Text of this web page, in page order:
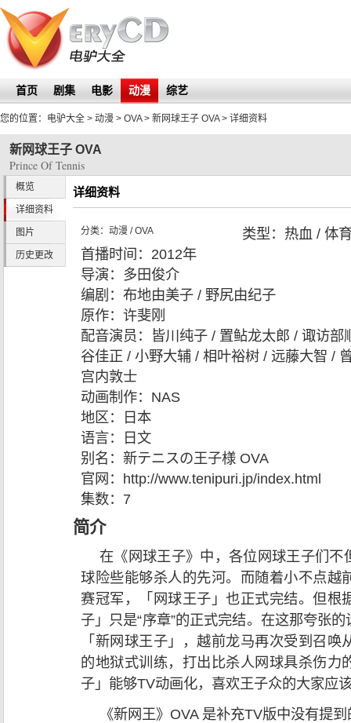
首页 剧集 电影 动漫 综艺
您的位置： 电驴大全 > 动漫 > OVA > 新网球王子 OVA> 详细资料
新网球王子 OVA
Prince Of Tennis
概览
详细资料
图片
历史更改
详细资料
分类： 动漫 /OVA 类型： 热血 / 体
首播时间： 2012年
导演： 多田俊介
编剧： 布地由美子 / 野尻由纪子
原作： 许斐刚
配音演员： 皆川纯子 / 置鲇龙太郎 / 诹访
谷佳正 / 小野大辅 / 相叶裕树 / 远藤大智 /
宫内敦士
动画制作： NAS
地区：
日本
语言：
日文
别名： 新テニスの王子様 OVA
官网： http://www.tenipuri.jp/index.html
集数： 7
简介
在《网球王子》中，各位网球王子们
球险些能够杀人的先河。而随着小不点越
赛冠军，「网球王子」也正式完结。但根
子」只是“序章”的正式完结。在这那夸张
「新网球王子」，越前龙马再次受到召
的地狱式训练，打出比杀人网球具杀伤力
子」能够TV动画化，喜欢王子众的大家应
《新网王》OVA 是补充TV版中没有提